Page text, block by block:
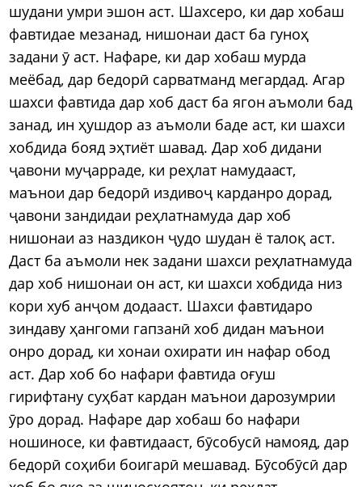
шудани умри эшон аст. Шахсеро, ки дар хобаш
фавтидае мезанад, нишонаи даст ба гуноҳ
задани ӯ аст. Нафаре, ки дар хобаш мурда
меёбад, дар бедорӣ сарватманд мегардад. Агар
шахси фавтида дар хоб даст ба ягон аъмоли бад
занад, ин ҳушдор аз аъмоли баде аст, ки шахси
хобдида бояд эҳтиёт шавад. Дар хоб дидани
ҷавони муҷарраде, ки реҳлат намудааст,
маънои дар бедорӣ издивоҷ карданро дорад,
ҷавони зандидаи реҳлатнамуда дар хоб
нишонаи аз наздикон ҷудо шудан ё талоқ аст.
Даст ба аъмоли нек задани шахси реҳлатнамуда
дар хоб нишонаи он аст, ки шахси хобдида низ
кори хуб анҷом додааст. Шахси фавтидаро
зиндаву ҳангоми гапзанӣ хоб дидан маънои
онро дорад, ки хонаи охирати ин нафар обод
аст. Дар хоб бо нафари фавтида оғуш
гирифтану суҳбат кардан маънои дарозумрии
ӯро дорад. Нафаре дар хобаш бо нафари
ношиносе, ки фавтидааст, бӯсобусӣ намояд, дар
бедорӣ соҳиби боигарӣ мешавад. Бӯсобӯсӣ дар